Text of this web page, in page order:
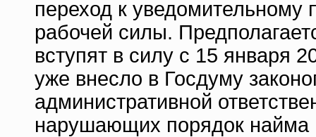
переход к уведомительному
рабочей силы.
вступят в силу с 15 января
уже внесло в Госдуму
административной
нарушающих порядок найма